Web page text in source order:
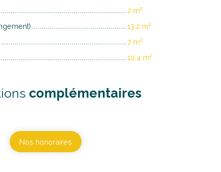
2 m²
13,2 m²
7 m²
10,4 m²
complémentaires
Nos honoraires